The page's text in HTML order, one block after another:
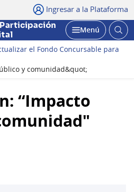
Ingresar a la Plataforma
Abrir
Menú
el Fondo Concursable para
y comunidad&quot;
“Impacto